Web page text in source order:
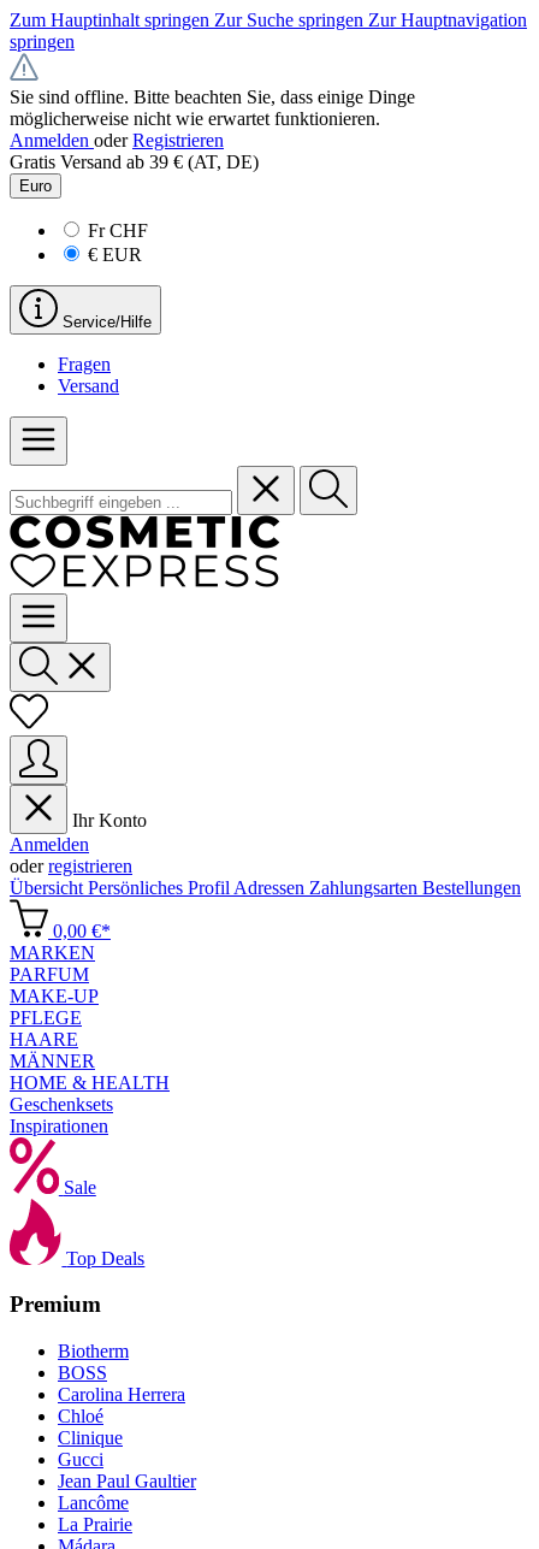
Zum Hauptinhalt springen Zur Suche springen Zur Hauptnavigation
springen
Sie sind offline. Bitte beachten Sie, dass einige Dinge
möglicherweise nicht wie erwartet funktionieren.
Anmelden oder Registrieren
Gratis Versand ab 39 € (AT, DE)
Euro
FrCHF
€ EUR
Service/Hilfe
Fragen
Versand
Ihr Konto
Anmelden
oderregistrieren
Übersicht Persönliches Profil Adressen Zahlungsarten Bestellungen
0,00 €*
MARKEN
PARFUM
MAKE-UP
PFLEGE
HAARE
MÄNNER
HOME & HEALTH
Geschenksets
Inspirationen
Sale
Top Deals
Premium
Biotherm
BOSS
Carolina Herrera
Chloé
Clinique
Gucci
Jean Paul Gaultier
Lancôme
La Prairie